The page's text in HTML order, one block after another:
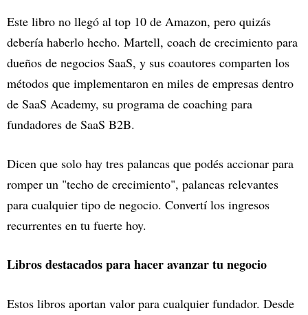
Este libro no llegó al top 10 de Amazon, pero quizás
debería haberlo hecho. Martell, coach de crecimiento para
dueños de negocios SaaS, y sus coautores comparten los
métodos que implementaron en miles de empresas dentro
de SaaS Academy, su programa de coaching para
fundadores de SaaS B2B.
Dicen que solo hay tres palancas que podés accionar para
romper un "techo de crecimiento", palancas relevantes
para cualquier tipo de negocio. Convertí los ingresos
recurrentes en tu fuerte hoy.
Libros destacados para hacer avanzar tu negocio
Estos libros aportan valor para cualquier fundador. Desde